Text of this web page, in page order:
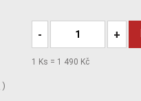
- +
1 Ks = 1 490 Kč
)